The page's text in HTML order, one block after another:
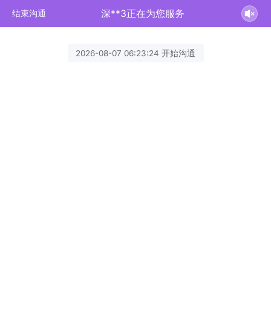
结束沟通 深**3正在为您服务
2026-08-07 06:23:24 开始沟通